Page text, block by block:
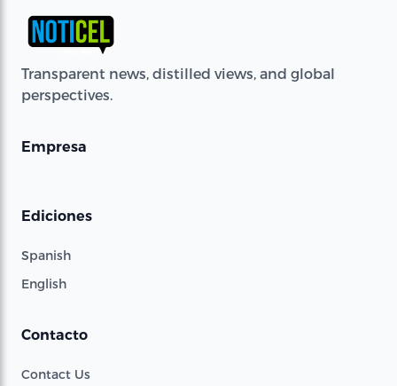
Transparent news, distilled views, and global
perspectives.
Empresa
Ediciones
Spanish
English
Contacto
Contact Us